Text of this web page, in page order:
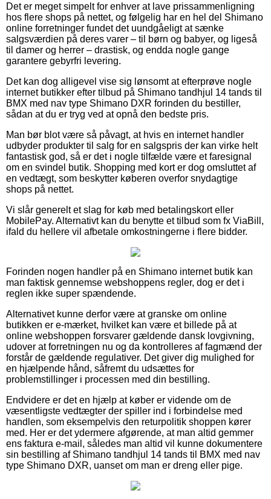
Det er meget simpelt for enhver at lave prissammenligning
hos flere shops på nettet, og følgelig har en hel del Shimano
online forretninger fundet det uundgåeligt at sænke
salgsværdien på deres varer – til børn og babyer, og ligeså
til damer og herrer – drastisk, og endda nogle gange
garantere gebyrfri levering.
Det kan dog alligevel vise sig lønsomt at efterprøve nogle
internet butikker efter tilbud på Shimano tandhjul 14 tands til
BMX med nav type Shimano DXR forinden du bestiller,
sådan at du er tryg ved at opnå den bedste pris.
Man bør blot være så påvagt, at hvis en internet handler
udbyder produkter til salg for en salgspris der kan virke helt
fantastisk god, så er det i nogle tilfælde være et faresignal
om en svindel butik. Shopping med kort er dog omsluttet af
en vedtægt, som beskytter køberen overfor snydagtige
shops på nettet.
Vi slår generelt et slag for køb med betalingskort eller
MobilePay. Alternativt kan du benytte et tilbud som fx ViaBill,
ifald du hellere vil afbetale omkostningerne i flere bidder.
Forinden nogen handler på en Shimano internet butik kan
man faktisk gennemse webshoppens regler, dog er det i
reglen ikke super spændende.
Alternativet kunne derfor være at granske om online
butikken er e-mærket, hvilket kan være et billede på at
online webshoppen forsvarer gældende dansk lovgivning,
udover at forretningen nu og da kontrolleres af fagmænd der
forstår de gældende regulativer. Det giver dig mulighed for
en hjælpende hånd, såfremt du udsættes for
problemstillinger i processen med din bestilling.
Endvidere er det en hjælp at køber er vidende om de
væsentligste vedtægter der spiller ind i forbindelse med
handlen, som eksempelvis den returpolitik shoppen kører
med. Her er det ydermere afgørende, at man altid gemmer
ens faktura e-mail, således man altid vil kunne dokumentere
sin bestilling af Shimano tandhjul 14 tands til BMX med nav
type Shimano DXR, uanset om man er dreng eller pige.